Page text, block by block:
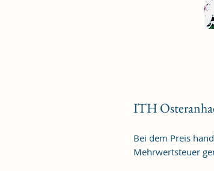
ITH
Bei dem Preis
Mehrwertsteuer